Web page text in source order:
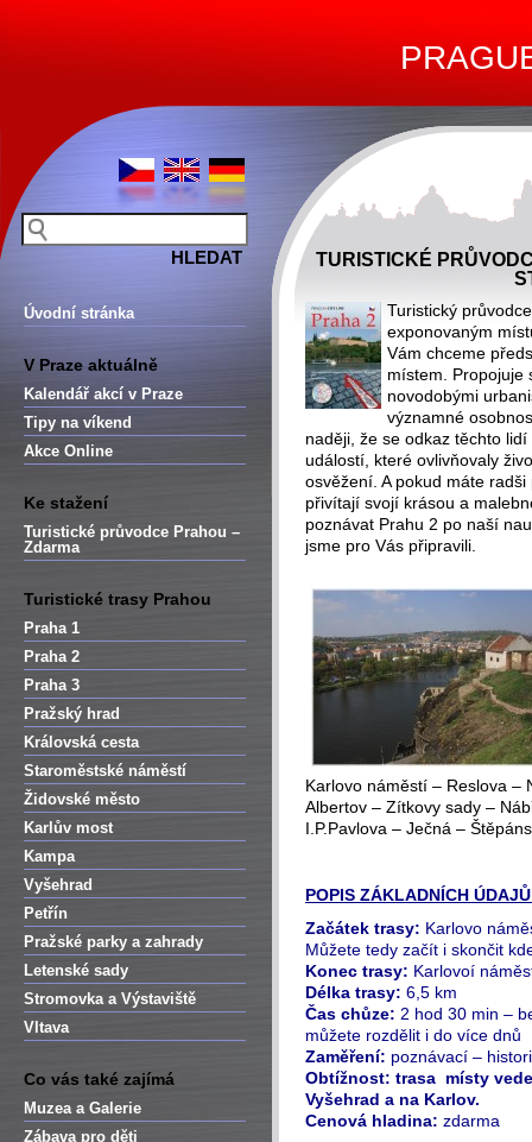
Úvodní stránka
V Praze aktuálně
Kalendář akcí v Praze
Tipy na víkend
Akce Online
Ke stažení
Turistické průvodce Prahou –
Zdarma
Turistické trasy Prahou
Praha 1
Praha 2
Praha 3
Pražský hrad
Královská cesta
Staroměstské náměstí
Židovské město
Karlův most
Kampa
Vyšehrad
Petřín
Pražské parky a zahrady
Letenské sady
Stromovka a Výstaviště
Vltava
Co vás také zajímá
Muzea a Galerie
Zábava pro děti
TURISTICKÉ
Turistický
exponovaným
Vám chceme
místem. Propojuje
novodobými
významné
naději, že se odkaz těchto
událostí, které ovlivňovaly
osvěžení. A pokud máte
přivítají svojí krásou a
poznávat Prahu 2 po naší
jsme pro Vás připravili.
Karlovo náměstí – Reslova –
Albertov – Zítkovy sady –
I.P.Pavlova – Ječná –
POPIS ZÁKLADNÍCH
Začátek trasy: Karlovo
Můžete tedy začít i skončit
Konec trasy: Karlovoí
Délka trasy: 6,5 km
Čas chůze: 2 hod 30 min –
můžete rozdělit i do více dnů
Zaměření: poznávací –
Obtížnost: trasa místy
Vyšehrad a na Karlov.
Cenová hladina: zdarma